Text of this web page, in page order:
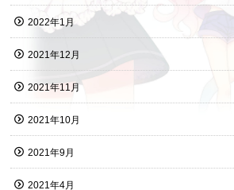
2022年1月
2021年12月
2021年11月
2021年10月
2021年9月
2021年4月